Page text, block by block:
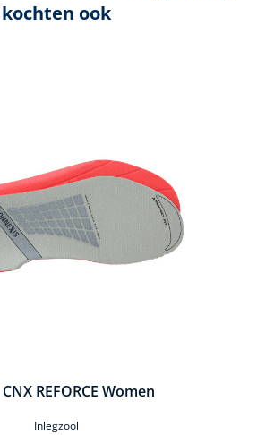
kochten ook
REFORCE Women
Inlegzool